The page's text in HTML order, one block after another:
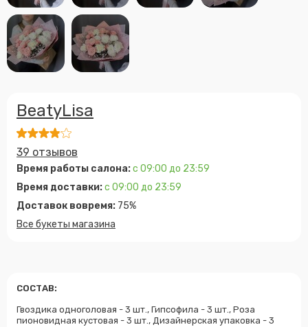
BeatyLisa
39 отзывов
Время работы салона:с 09:00 до 23:59
Время доставки:с 09:00 до 23:59
Доставок вовремя: 75%
Все букеты магазина
СОСТАВ:
Гвоздика одноголовая - 3 шт., Гипсофила - 3 шт., Роза
пионовидная кустовая - 3 шт., Дизайнерская упаковка - 3